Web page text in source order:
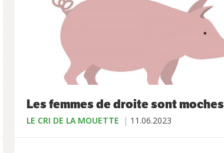
Les femmes de droite sont moches
LE CRI DE LA MOUETTE 11.06.2023